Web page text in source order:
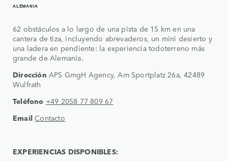
ALEMANIA
62 obstáculos a lo largo de una pista de 15 km en una
cantera de tiza, incluyendo abrevaderos, un mini desierto y
una ladera en pendiente: la experiencia todoterreno más
grande de Alemania.
Dirección APS GmgH Agency, Am Sportplatz 26a, 42489
Wulfrath
Teléfono +49 2058 77 809 67
Email Contacto
EXPERIENCIAS DISPONIBLES: